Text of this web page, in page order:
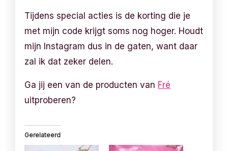
Tijdens special acties is de korting die je
met mijn code krijgt soms nog hoger. Houdt
mijn Instagram dus in de gaten, want daar
zal ik dat zeker delen.
Ga jij een van de producten van Fré
uitproberen?
Gerelateerd